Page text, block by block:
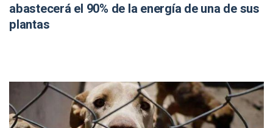
abastecerá el 90% de la energía de una de sus
plantas